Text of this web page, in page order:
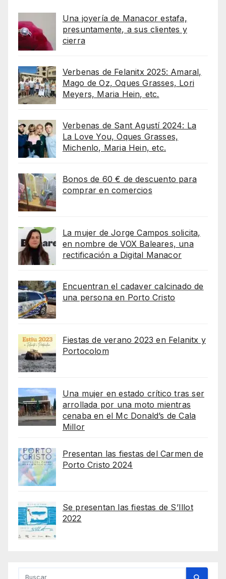
Una joyería de Manacor estafa,
presuntamente, a sus clientes y
cierra
Verbenas de Felanitx 2025: Amaral,
Mago de Oz, Oques Grasses, Lori
Meyers, Maria Hein, etc.
Verbenas de Sant Agustí 2024: La
La Love You, Oques Grasses,
Michenlo, Maria Hein, etc.
Bonos de 60 € de descuento para
comprar en comercios
La mujer de Jorge Campos solicita,
en nombre de VOX Baleares, una
rectificación a Digital Manacor
Encuentran el cadaver calcinado de
una persona en Porto Cristo
Fiestas de verano 2023 en Felanitx y
Portocolom
Una mujer en estado crítico tras ser
arrollada por una moto mientras
cenaba en el Mc Donald’s de Cala
Millor
Presentan las fiestas del Carmen de
Porto Cristo 2024
Se presentan las fiestas de S’Illot
2022